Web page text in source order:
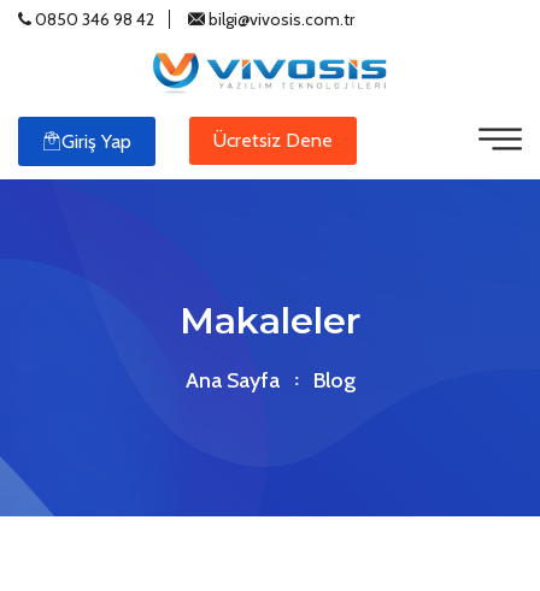
0850 346 98 42 bilgi@vivosis.com.tr
Giriş Yap Ücretsiz Dene
Makaleler
Ana Sayfa Blog